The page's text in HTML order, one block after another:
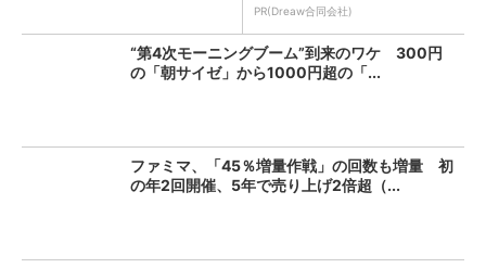
PR(Dreaw合同会社)
“第4次モーニングブーム”到来のワケ 300円
の「朝サイゼ」から1000円超の「...
ファミマ、「45％増量作戦」の回数も増量 初
の年2回開催、5年で売り上げ2倍超（...